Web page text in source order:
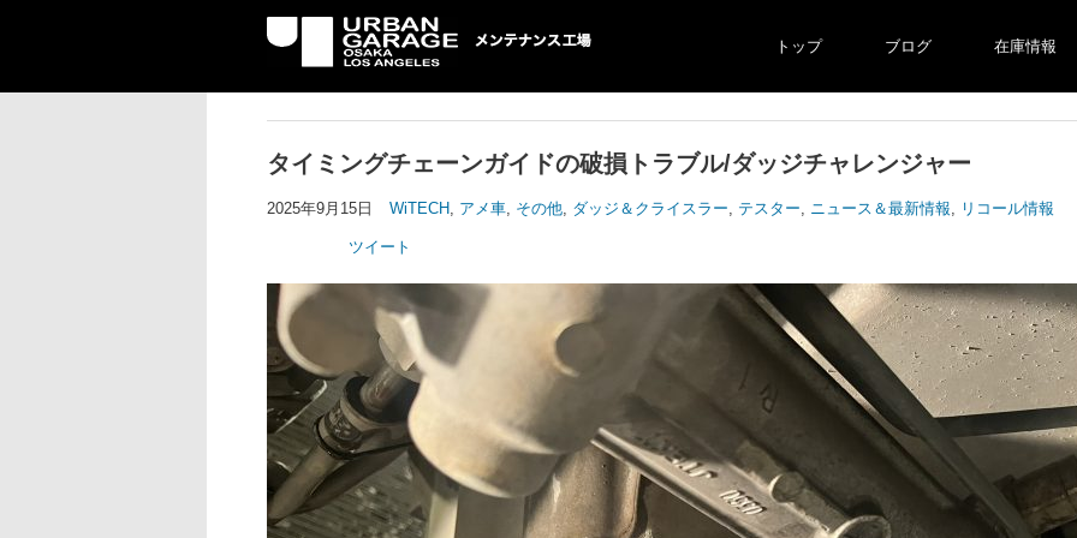
UG メンテナンス工場
トップ ブログ 在庫情報
タイミングチェーンガイドの破損トラブル/ダッジチャレンジャー
2025年9月15日 WiTECH, アメ車, その他, ダッジ＆クライスラー, テスター, ニュース＆最新情報, リコール情報
ツイート